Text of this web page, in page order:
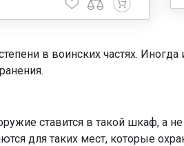
в воинских частях.
ставится в такой шкаф, а
для таких мест, которые